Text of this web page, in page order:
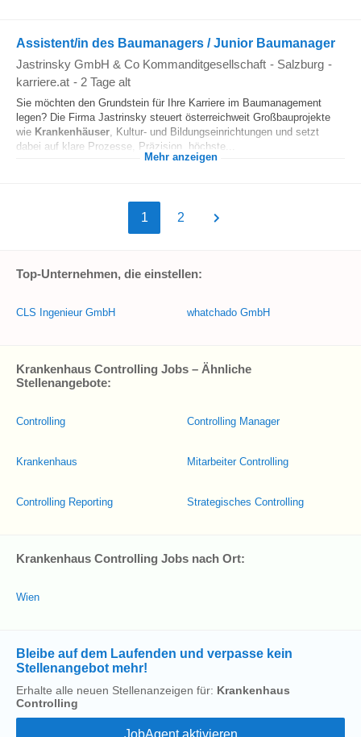
Assistent/in des Baumanagers / Junior Baumanager
Jastrinsky GmbH & Co Kommanditgesellschaft - Salzburg -
karriere.at - 2 Tage alt
Sie möchten den Grundstein für Ihre Karriere im Baumanagement
legen? Die Firma Jastrinsky steuert österreichweit Großbauprojekte
wie Krankenhäuser, Kultur- und Bildungseinrichtungen und setzt
dabei auf klare Prozesse, Präzision, höchste...
Mehr anzeigen
1 2
Top-Unternehmen, die einstellen:
CLS Ingenieur GmbH whatchado GmbH
Krankenhaus Controlling Jobs – Ähnliche
Stellenangebote:
Controlling
Krankenhaus
Controlling Reporting
Controlling Manager
Mitarbeiter Controlling
Strategisches Controlling
Krankenhaus Controlling Jobs nach Ort:
Wien
Bleibe auf dem Laufenden und verpasse kein
Stellenangebot mehr!
Erhalte alle neuen Stellenanzeigen für: Krankenhaus
Controlling